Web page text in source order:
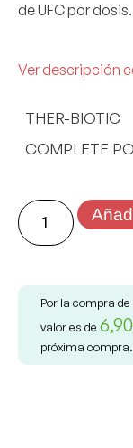
de UFC por dosis.
Ver descripción
THER-BIOTIC
COMPLETE
Por la compra
valor es de 6,90
próxima compra.